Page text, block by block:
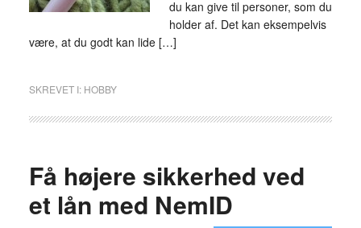
du kan give til personer, som du
holder af. Det kan eksempelvis
være, at du godt kan lide […]
SKREVET I: HOBBY
Få højere sikkerhed ved
et lån med NemID